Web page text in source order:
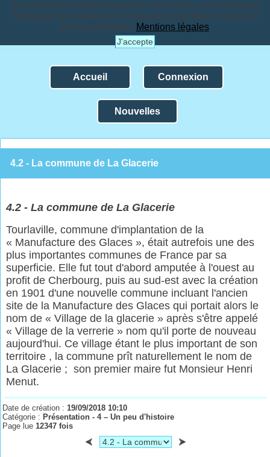
En poursuivant votre navigation sur ce site, vous acceptez
l'utilisation de cookies pour vous proposer des contenus et
services adaptés. Mentions légales.
J'accepte
Accueil Connexion
Nouvelles
4.2 - La commune de La Glacerie
4.2 -Lacommune de La Glacerie
Tourlaville, commune d'implantation de la
« Manufacture des Glaces », était autrefois une des
plus importantes communes de France par sa
superficie. Elle fut tout d'abord amputée à l'ouest au
profit de Cherbourg, puis au sud-est avec la création
en 1901 d'une nouvelle commune incluant l'ancien
site de la Manufacture des Glaces qui portait alors le
nom de « Village de la glacerie » après s'être appelé
« Village de la verrerie » nom qu'il porte de nouveau
aujourd'hui. Ce village étant le plus important de son
territoire , la commune prît naturellement le nom de
La Glacerie ; son premier maire fut Monsieur Henri
Menut.
Date de création : 19/09/2018 10:10
Catégorie : Présentation - 4 – Un peu d'histoire
Page lue 12347 fois